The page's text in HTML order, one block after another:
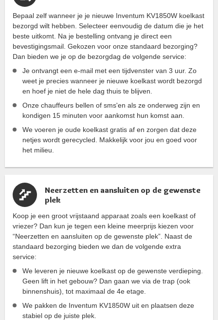
Bepaal zelf wanneer je je nieuwe Inventum KV1850W koelkast
bezorgd wilt hebben. Selecteer eenvoudig de datum die je het
beste uitkomt. Na je bestelling ontvang je direct een
bevestigingsmail. Gekozen voor onze standaard bezorging?
Dan bieden we je op de bezorgdag de volgende service:
Je ontvangt een e-mail met een tijdvenster van 3 uur. Zo
weet je precies wanneer je nieuwe koelkast wordt bezorgd
en hoef je niet de hele dag thuis te blijven.
Onze chauffeurs bellen of sms'en als ze onderweg zijn en
kondigen 15 minuten voor aankomst hun komst aan.
We voeren je oude koelkast gratis af en zorgen dat deze
netjes wordt gerecycled. Makkelijk voor jou en goed voor
het milieu.
Neerzetten en aansluiten op de gewenste
plek
Koop je een groot vrijstaand apparaat zoals een koelkast of
vriezer? Dan kun je tegen een kleine meerprijs kiezen voor
“Neerzetten en aansluiten op de gewenste plek”. Naast de
standaard bezorging bieden we dan de volgende extra
service:
We leveren je nieuwe koelkast op de gewenste verdieping.
Geen lift in het gebouw? Dan gaan we via de trap (ook
binnenshuis), tot maximaal de 4e etage.
We pakken de Inventum KV1850W uit en plaatsen deze
stabiel op de juiste plek.